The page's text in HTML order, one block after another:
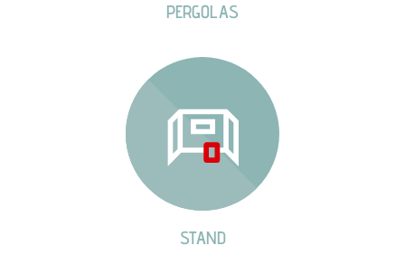
PERGOLAS
STAND